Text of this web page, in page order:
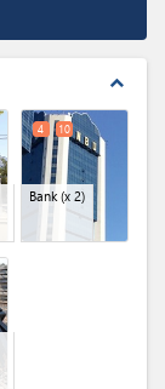
expand_less
Bank(x 2)
4 10